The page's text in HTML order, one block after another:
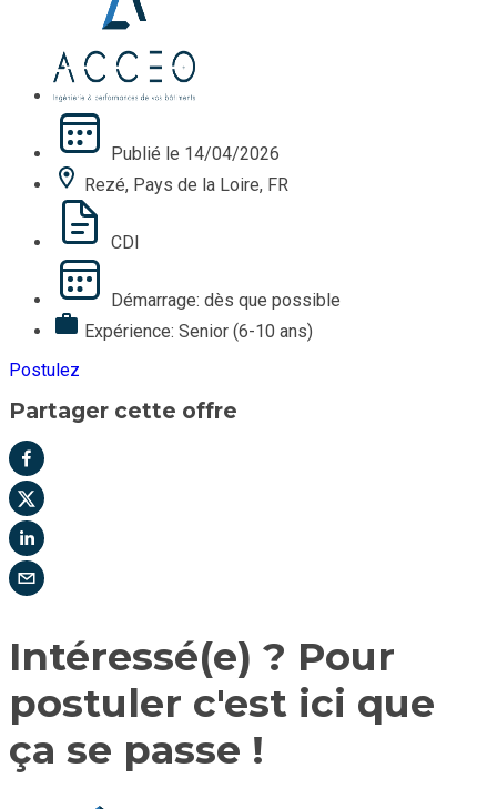
Publié le 14/04/2026
Rezé, Pays de la Loire, FR
CDI
Démarrage: dès que possible
Expérience: Senior (6-10 ans)
Postulez
Partager cette offre
Intéressé(e) ? Pour
postuler c'est ici que
ça se passe !